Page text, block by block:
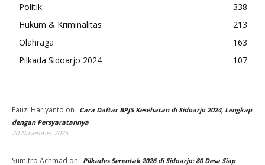
Politik
338
Hukum & Kriminalitas
213
Olahraga
163
Pilkada Sidoarjo 2024
107
Fauzi Hariyanto on
Cara Daftar BPJS Kesehatan di Sidoarjo 2024, Lengkap
dengan Persyaratannya
20 November 2025
Sumitro Achmad on
Pilkades Serentak 2026 di Sidoarjo: 80 Desa Siap